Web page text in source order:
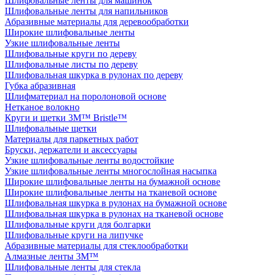
Шлифовальные ленты для напильников
Абразивные материалы для деревообработки
Широкие шлифовальные ленты
Узкие шлифовальные ленты
Шлифовальные круги по дереву
Шлифовальные листы по дереву
Шлифовальная шкурка в рулонах по дереву
Губка абразивная
Шлифматериал на поролоновой основе
Нетканое волокно
Круги и щетки 3M™ Bristle™
Шлифовальные щетки
Материалы для паркетных работ
Бруски, держатели и аксессуары
Узкие шлифовальные ленты водостойкие
Узкие шлифовальные ленты многослойная насыпка
Широкие шлифовальные ленты на бумажной основе
Широкие шлифовальные ленты на тканевой основе
Шлифовальная шкурка в рулонах на бумажной основе
Шлифовальная шкурка в рулонах на тканевой основе
Шлифовальные круги для болгарки
Шлифовальные круги на липучке
Абразивные материалы для стеклообработки
Алмазные ленты 3M™
Шлифовальные ленты для стекла